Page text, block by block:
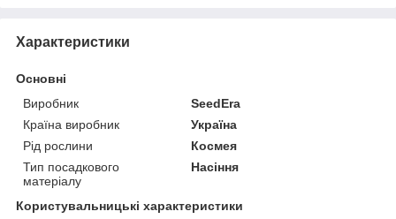
Характеристики
Основні
Виробник
SeedEra
Країна виробник
Україна
Рід рослини
Космея
Тип посадкового
матеріалу
Насіння
Користувальницькі характеристики